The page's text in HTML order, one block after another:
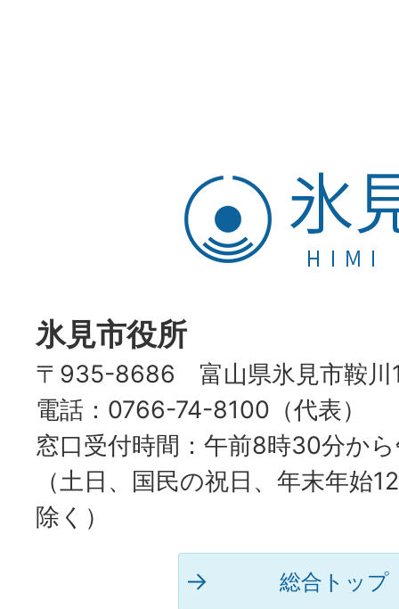
氷
見
市
氷見市役所
〒935-8686 富山県氷見市鞍川
電話：0766-74-8100（代表）
窓口受付時間：午前8時30分か
（土日、国民の祝日、年末年始
除く）
総合トップ